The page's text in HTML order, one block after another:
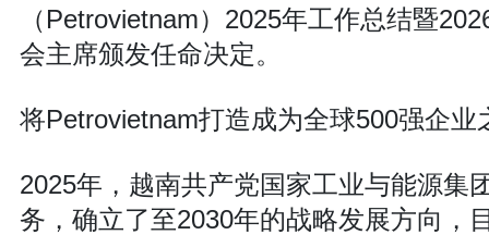
（Petrovietnam）2025年工作总结暨
会主席颁发任命决定。
将Petrovietnam打造成为全球500强企业
2025年，越南共产党国家工业与能源集
务，确立了至2030年的战略发展方向，